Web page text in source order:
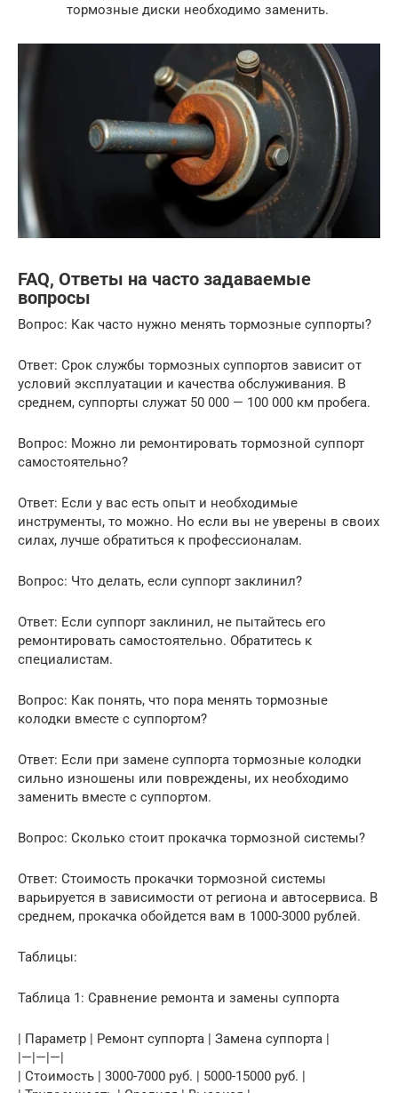
тормозные диски необходимо заменить.
FAQ, Ответы на часто задаваемые
вопросы
Вопрос: Как часто нужно менять тормозные суппорты?
Ответ: Срок службы тормозных суппортов зависит от
условий эксплуатации и качества обслуживания. В
среднем, суппорты служат 50 000 — 100 000 км пробега.
Вопрос: Можно ли ремонтировать тормозной суппорт
самостоятельно?
Ответ: Если у вас есть опыт и необходимые
инструменты, то можно. Но если вы не уверены в своих
силах, лучше обратиться к профессионалам.
Вопрос: Что делать, если суппорт заклинил?
Ответ: Если суппорт заклинил, не пытайтесь его
ремонтировать самостоятельно. Обратитесь к
специалистам.
Вопрос: Как понять, что пора менять тормозные
колодки вместе с суппортом?
Ответ: Если при замене суппорта тормозные колодки
сильно изношены или повреждены, их необходимо
заменить вместе с суппортом.
Вопрос: Сколько стоит прокачка тормозной системы?
Ответ: Стоимость прокачки тормозной системы
варьируется в зависимости от региона и автосервиса. В
среднем, прокачка обойдется вам в 1000-3000 рублей.
Таблицы:
Таблица 1: Сравнение ремонта и замены суппорта
| Параметр | Ремонт суппорта | Замена суппорта |
|—|—|—|
| Стоимость | 3000-7000 руб. | 5000-15000 руб. |